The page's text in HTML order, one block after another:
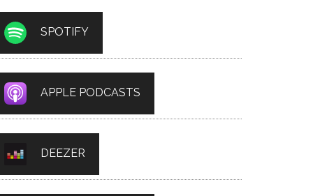
SPOTIFY
APPLE PODCASTS
DEEZER